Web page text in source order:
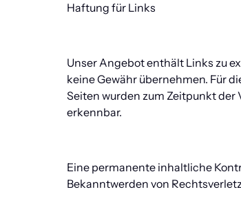
Haftung für Links
Unser Angebot enthält Links zu
keine Gewähr übernehmen. Für
Seiten wurden zum Zeitpunkt
erkennbar.
Eine permanente inhaltliche
Bekanntwerden von